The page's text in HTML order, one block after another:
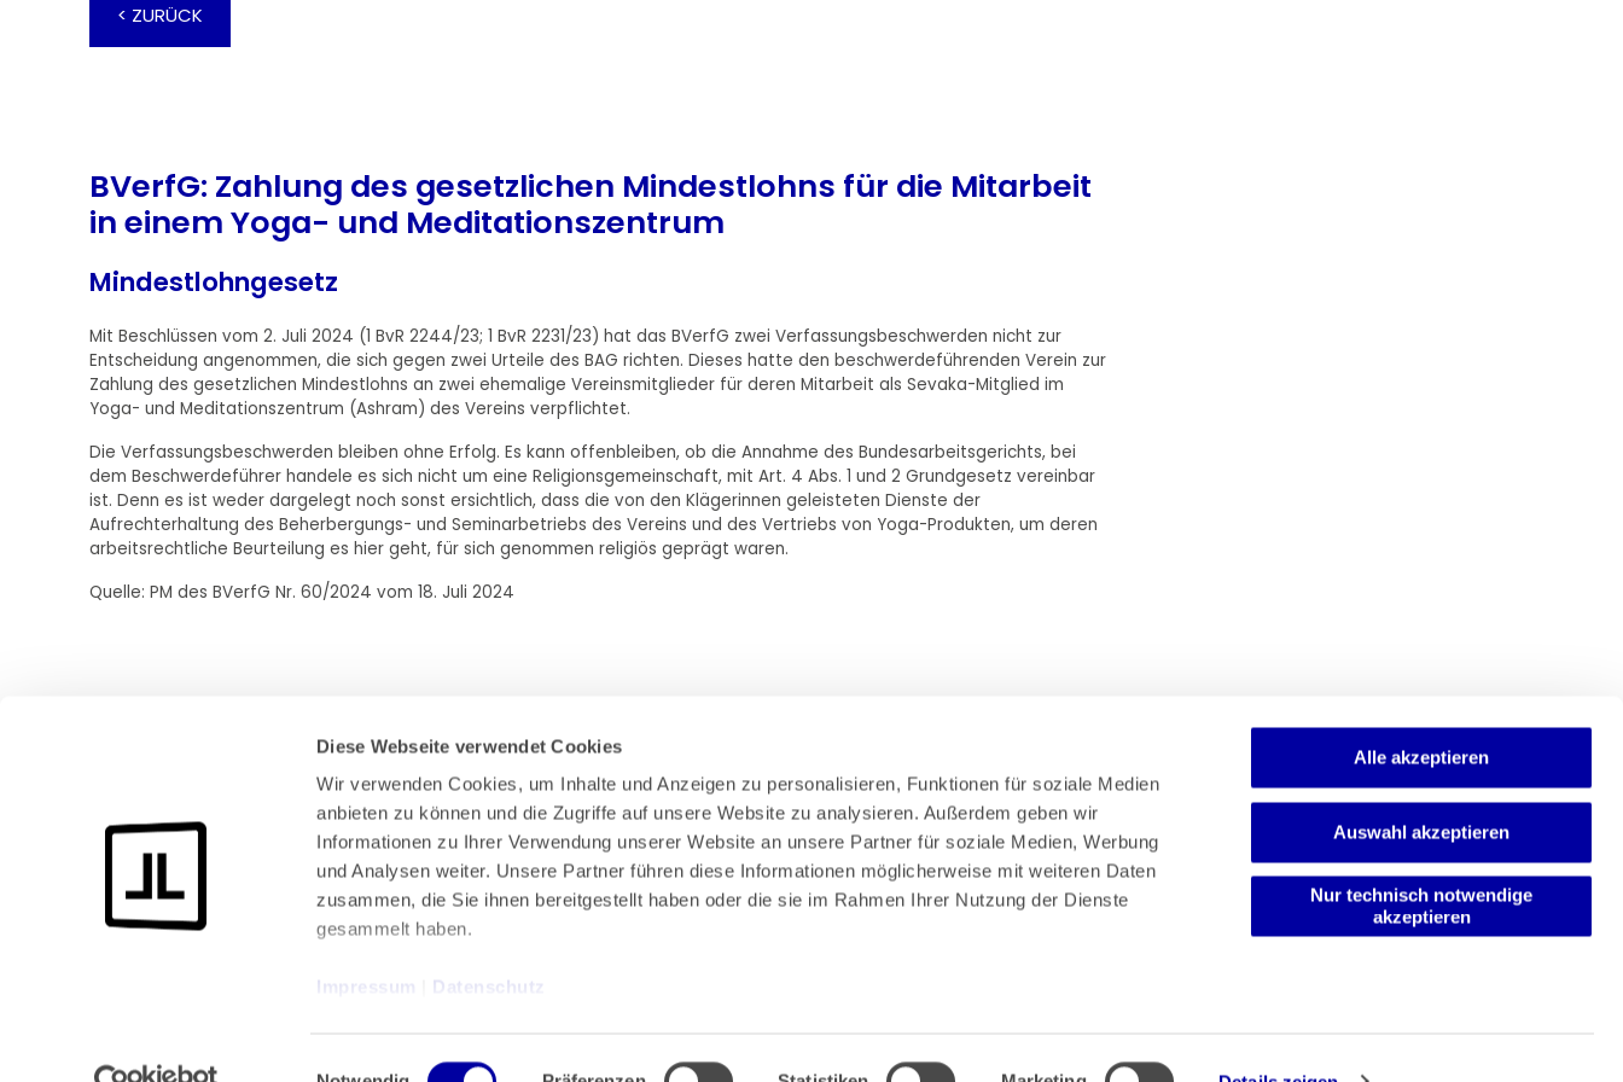
Diese Webseite verwendet Cookies
Wir verwenden Cookies, um Inhalte und Anzeigen zu personalisieren, Funktionen für soziale Medien
anbieten zu können und die Zugriffe auf unsere Website zu analysieren. Außerdem geben wir
Informationen zu Ihrer Verwendung unserer Website an unsere Partner für soziale Medien, Werbung
und Analysen weiter. Unsere Partner führen diese Informationen möglicherweise mit weiteren Daten
zusammen, die Sie ihnen bereitgestellt haben oder die sie im Rahmen Ihrer Nutzung der Dienste
gesammelt haben.
Impressum Datenschutz
Einwilligungsauswahl
Alle akzeptieren
Auswahl akzeptieren
Nur technisch notwendige
akzeptieren
< ZURÜCK
BVerfG: Zahlung des gesetzlichen Mindestlohns für die Mitarbeit
in einem Yoga- und Meditationszentrum
Mindestlohngesetz
Mit Beschlüssen vom 2. Juli 2024 (1 BvR 2244/23; 1 BvR 2231/23) hat das BVerfG zwei Verfassungsbeschwerden nicht zur
Entscheidung angenommen, die sich gegen zwei Urteile des BAG richten. Dieses hatte den beschwerdeführenden Verein zur
Zahlung des gesetzlichen Mindestlohns an zwei ehemalige Vereinsmitglieder für deren Mitarbeit als Sevaka-Mitglied im
Yoga- und Meditationszentrum (Ashram) des Vereins verpflichtet.
Die Verfassungsbeschwerden bleiben ohne Erfolg. Es kann offenbleiben, ob die Annahme des Bundesarbeitsgerichts, bei
dem Beschwerdeführer handele es sich nicht um eine Religionsgemeinschaft, mit Art. 4 Abs. 1 und 2 Grundgesetz vereinbar
ist. Denn es ist weder dargelegt noch sonst ersichtlich, dass die von den Klägerinnen geleisteten Dienste der
Aufrechterhaltung des Beherbergungs- und Seminarbetriebs des Vereins und des Vertriebs von Yoga-Produkten, um deren
arbeitsrechtliche Beurteilung es hier geht, für sich genommen religiös geprägt waren.
Quelle: PM des BVerfG Nr. 60/2024 vom 18. Juli 2024
Bundeskanzlerplatz 2
53113 Bonn
Datenschutz
Zahlung & Versand
Rücksendungen/Widerrufsbelehrung
Muster Widerrufsformular (PDF)
Newsletter
Mediadaten
Media-Center